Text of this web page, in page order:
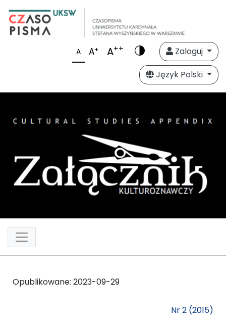
A A+ A++
Zaloguj
Język Polski
Opublikowane: 2023-09-29
Nr 2 (2015)